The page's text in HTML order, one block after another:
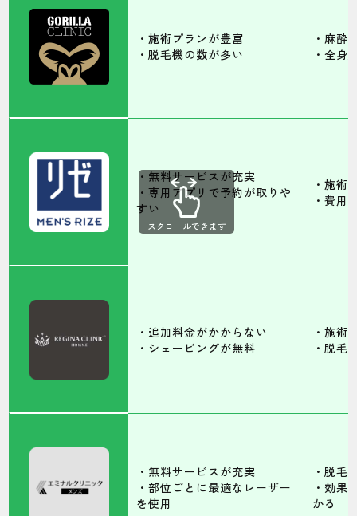
・施術プランが豊富
・脱毛機の数が多い
・麻酔
・全身
・無料サービスが充実
・専用アプリで予約が取りや
すい
・施術
・費用
・追加料金がかからない
・シェービングが無料
・施術
・脱毛
・無料サービスが充実
・部位ごとに最適なレーザー
を使用
・脱毛
・効果
かる
スクロールできます